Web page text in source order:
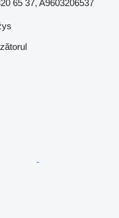
65 37, A9603206537